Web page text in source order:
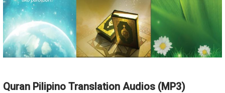
Quran Pilipino Translation Audios (MP3)